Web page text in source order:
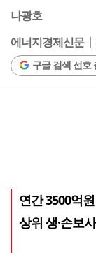
나광호
에너지경제신문
구글 검색 선호
연간 3500억
상위 생·손보